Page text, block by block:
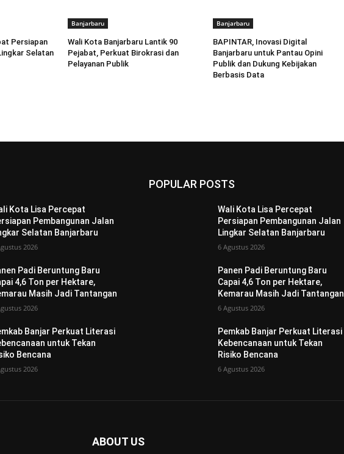
Persiapan
Selatan
Banjarbaru
Wali Kota Banjarbaru Lantik 90
Pejabat, Perkuat Birokrasi dan
Pelayanan Publik
Banjarbaru
BAPINTAR, Inovasi Digital
Banjarbaru untuk Pantau Opini
Publik dan Dukung Kebijakan
Berbasis Data
Kota Lisa Percepat
Pembangunan Jalan
Selatan Banjarbaru
2026
Padi Beruntung Baru
4,6 Ton per Hektare,
Masih Jadi Tantangan
2026
Banjar Perkuat Literasi
untuk Tekan
Bencana
2026
POPULAR POSTS
Wali Kota Lisa Percepat
Persiapan Pembangunan Jalan
Lingkar Selatan Banjarbaru
6 Agustus 2026
Panen Padi Beruntung Baru
Capai 4,6 Ton per Hektare,
Kemarau Masih Jadi Tantangan
6 Agustus 2026
Pemkab Banjar Perkuat Literasi
Kebencanaan untuk Tekan
Risiko Bencana
6 Agustus 2026
ABOUT US